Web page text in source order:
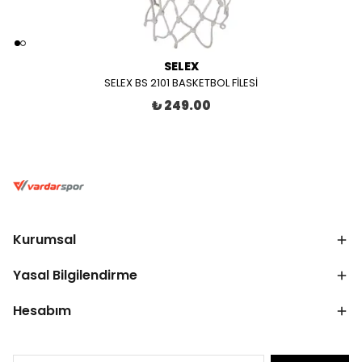
SELEX
SELEX BS 2101 BASKETBOL FİLESİ
₺ 249.00
Kurumsal
Yasal Bilgilendirme
Hesabım